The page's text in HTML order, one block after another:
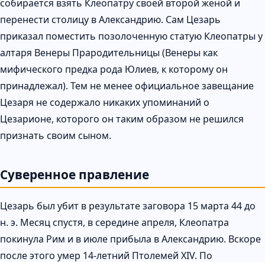
собирается взять Клеопатру своей второй женой и
перенести столицу в Александрию. Сам Цезарь
приказал поместить позолоченную статую Клеопатры у
алтаря Венеры Прародительницы (Венеры как
мифического предка рода Юлиев, к которому он
принадлежал). Тем не менее официальное завещание
Цезаря не содержало никаких упоминаний о
Цезарионе, которого он таким образом не решился
признать своим сыном.
Суверенное правление
Цезарь был убит в результате заговора 15 марта 44 до
н. э. Месяц спустя, в середине апреля, Клеопатра
покинула Рим и в июле прибыла в Александрию. Вскоре
после этого умер 14-летний Птолемей XIV. По